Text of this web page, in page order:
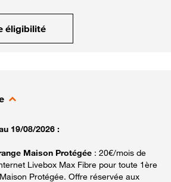
éligibilité
19/08/2026 :
Maison Protégée : 20€/mois de
Livebox Max Fibre pour toute 1ère
Protégée. Offre réservée aux